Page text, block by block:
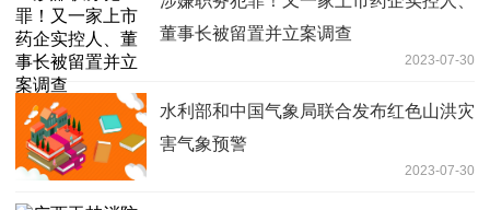
董事长被留置并立案调查
2023-07-30
水利部和中国气象局联合发布红色山洪灾
害气象预警
2023-07-30